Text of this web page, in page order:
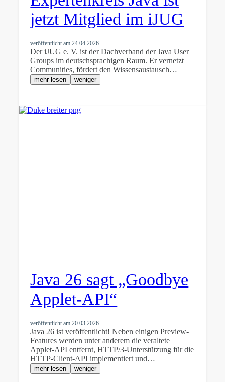
jetzt Mitglied im iJUG
veröffentlicht am24.04.2026
Der iJUG e. V. ist der Dachverband der Java User
Groups im deutschsprachigen Raum. Er vernetzt
Communities, fördert den Wissensaustausch…
mehr lesen weniger
Java 26 sagt „Goodbye
Applet-API“
veröffentlicht am20.03.2026
Java 26 ist veröffentlicht! Neben einigen Preview-
Features werden unter anderem die veraltete
Applet-API entfernt, HTTP/3-Unterstützung für die
HTTP-Client-API implementiert und…
mehr lesen weniger